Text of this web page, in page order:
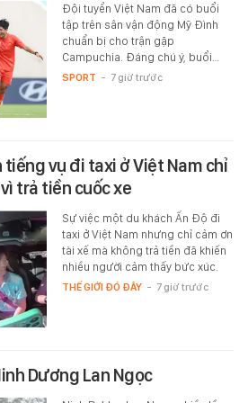
Đội tuyển Việt Nam đã có buổi
tập trên sân vận động Mỹ Đình
chuẩn bị cho trận gặp
Campuchia. Đáng chú ý, buổi…
SPORT - 7 giờ trước
tiếng vụ đi taxi ở Việt Nam chỉ
trả tiền cuốc xe
Sự việc một du khách Ấn Độ đi
taxi ở Việt Nam nhưng chỉ cảm ơn
tài xế mà không trả tiền đã khiến
nhiều người cảm thấy bức xúc.
THẾ GIỚI ĐÓ ĐÂY - 7 giờ trước
Dương Lan Ngọc